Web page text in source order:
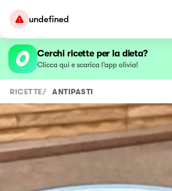
undefined
Cerchi ricette per la dieta?
Clicca qui e scarica l’app olivia!
RICETTE/ ANTIPASTI